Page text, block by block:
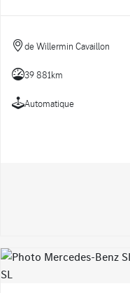
de Willermin Cavaillon
39 881km
Automatique